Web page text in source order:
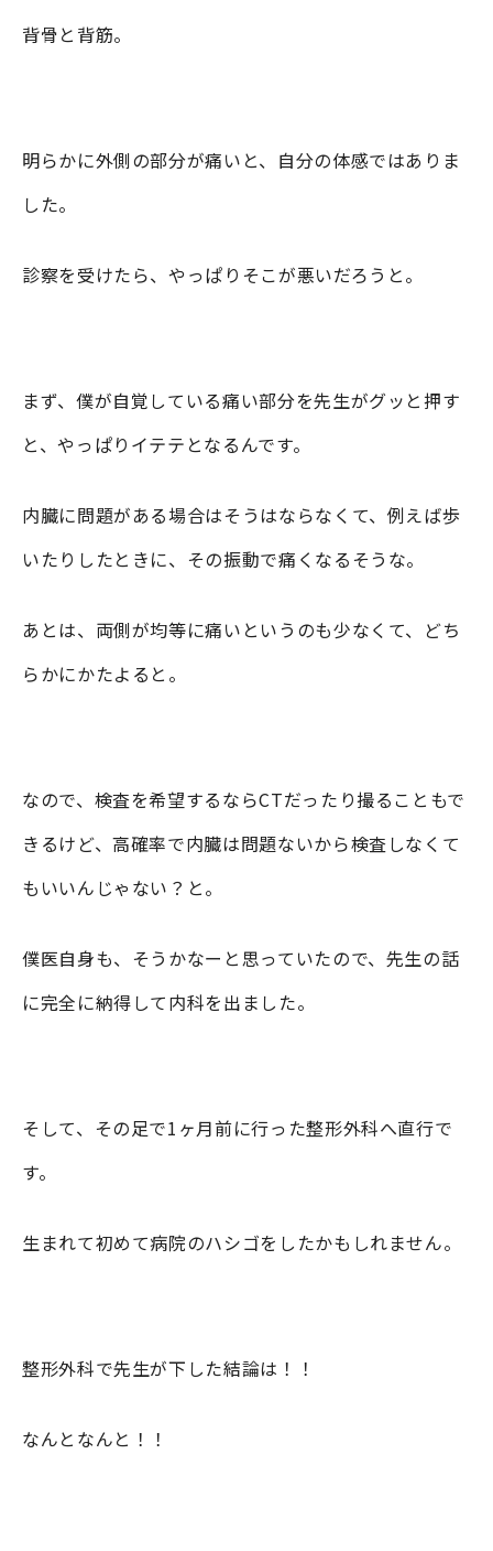
背骨と背筋。
明らかに外側の部分が痛いと、自分の体感ではありま
した。
診察を受けたら、やっぱりそこが悪いだろうと。
まず、僕が自覚している痛い部分を先生がグッと押す
と、やっぱりイテテとなるんです。
内臓に問題がある場合はそうはならなくて、例えば歩
いたりしたときに、その振動で痛くなるそうな。
あとは、両側が均等に痛いというのも少なくて、どち
らかにかたよると。
なので、検査を希望するならCTだったり撮ることもで
きるけど、高確率で内臓は問題ないから検査しなくて
もいいんじゃない？と。
僕医自身も、そうかなーと思っていたので、先生の話
に完全に納得して内科を出ました。
そして、その足で1ヶ月前に行った整形外科へ直行で
す。
生まれて初めて病院のハシゴをしたかもしれません。
整形外科で先生が下した結論は！！
なんとなんと！！